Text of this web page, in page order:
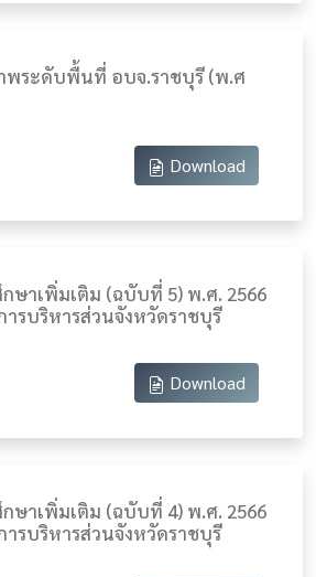
ระดับพื้นที่ อบจ.ราชบุรี (พ.ศ
Download
าเพิ่มเติม (ฉบับที่ 5) พ.ศ. 2566
ารบริหารส่วนจังหวัดราชบุรี
Download
าเพิ่มเติม (ฉบับที่ 4) พ.ศ. 2566
ารบริหารส่วนจังหวัดราชบุรี